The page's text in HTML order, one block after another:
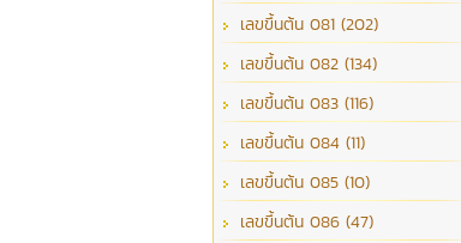
เลขขึ้นต้น 081 (202)
เลขขึ้นต้น 082 (134)
เลขขึ้นต้น 083 (116)
เลขขึ้นต้น 084 (11)
เลขขึ้นต้น 085 (10)
เลขขึ้นต้น 086 (47)